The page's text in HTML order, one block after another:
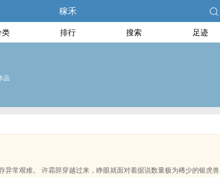
稼禾
类 排行 搜索 足迹
品
异常艰难。 许霜辞穿越过来，睁眼就面对着据说数量极为稀少的银虎兽